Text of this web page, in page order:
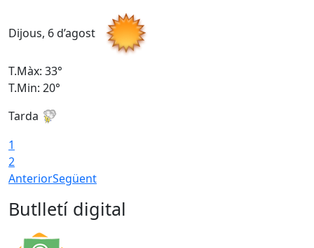
Dijous, 6 d’agost
T.Màx: 33°
T.Min: 20°
Tarda
1
2
AnteriorSegüent
Butlletí digital